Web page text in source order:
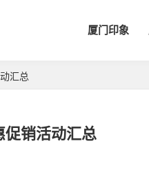
厦门印象
汇总
促销活动汇总